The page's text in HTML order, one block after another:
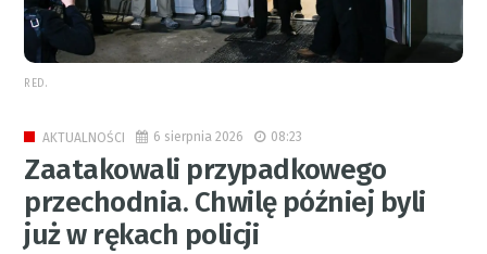
RED.
AKTUALNOŚCI 6 sierpnia 2026 08:23
Zaatakowali przypadkowego
przechodnia. Chwilę później byli
już w rękach policji